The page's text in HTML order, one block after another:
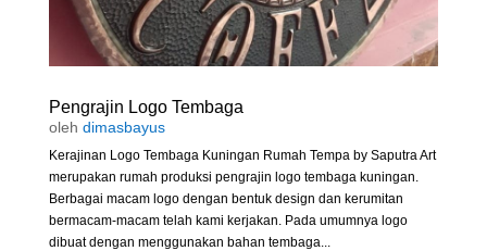
Pengrajin Logo Tembaga
oleh dimasbayus
Kerajinan Logo Tembaga Kuningan Rumah Tempa by Saputra Art
merupakan rumah produksi pengrajin logo tembaga kuningan.
Berbagai macam logo dengan bentuk design dan kerumitan
bermacam-macam telah kami kerjakan. Pada umumnya logo
dibuat dengan menggunakan bahan tembaga...